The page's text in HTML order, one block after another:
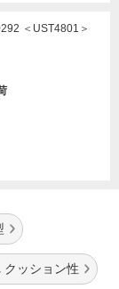
＜UST4801＞
クッション性